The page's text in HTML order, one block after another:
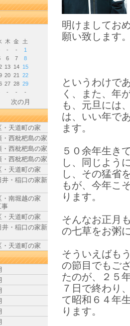
明けましてお
願い致します
というわけで
く、また、年
も、元旦には
は、いい年で
ます。
５０余年生き
し、同じよう
し、その猛省
もが、今年こ
ります。
そんなお正月
の七草をお粥
そういえばも
の節目でもご
たのが、２５
７日で終わり
て昭和６４年
ります。
木 金
土
- -
1
6 7
8
13 14
15
20 21
22
27 28 29
- - -
次の月
天道町の家
西枇杷島の家
西枇杷島の家
西枇杷島の家
天道町の家
・稲口の家新
南堀越の家
事
天道町の家
・稲口の家新
天道町の家